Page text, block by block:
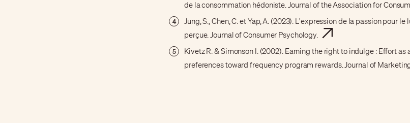
de la consommation hédoniste. Journal of the Association for
4
Jung, S., Chen, C. et Yap, A. (2023). L'expression de la passion pour
perçue. Journal of Consumer Psychology.
5
Kivetz R. & Simonson I. (2002). Earning the right to indulge : Effort
preferences toward frequency program rewards. Journal of